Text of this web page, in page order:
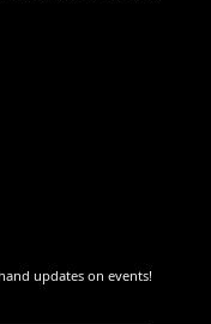
updates on events!